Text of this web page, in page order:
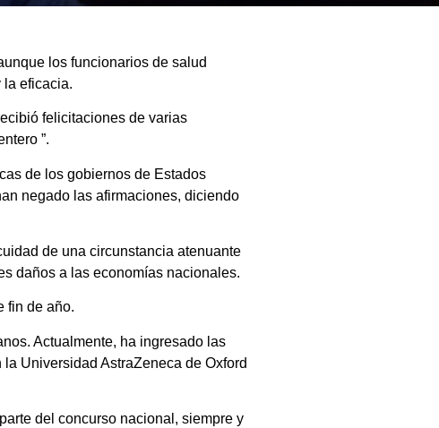
los funcionarios de salud
la eficacia.
felicitaciones de varias
”.
de los gobiernos de Estados
negado las afirmaciones, diciendo
de una circunstancia atenuante
daños a las economías nacionales.
fin de año.
Actualmente, ha ingresado las
Universidad AstraZeneca de Oxford
del concurso nacional, siempre y